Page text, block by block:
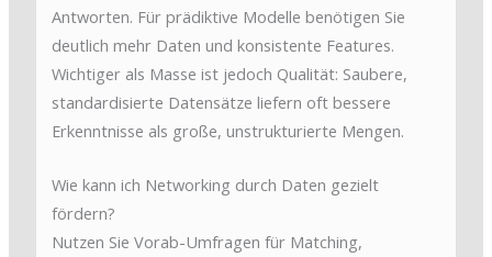
Antworten. Für prädiktive Modelle benötigen Sie
deutlich mehr Daten und konsistente Features.
Wichtiger als Masse ist jedoch Qualität: Saubere,
standardisierte Datensätze liefern oft bessere
Erkenntnisse als große, unstrukturierte Mengen.
Wie kann ich Networking durch Daten gezielt
fördern?
Nutzen Sie Vorab-Umfragen für Matching,